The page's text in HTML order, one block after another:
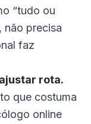
“tudo ou
não precisa
faz
rota.
que costuma
online